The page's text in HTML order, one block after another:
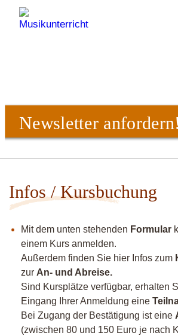
Newsletter anfordern!
Infos / Kursbuchung
Mit dem unten stehenden Formular
einem Kurs anmelden.
Außerdem finden Sie hier Infos zum
zur An- und Abreise.
Sind Kursplätze verfügbar, erhalten
Eingang Ihrer Anmeldung eine
Bei Zugang der Bestätigung ist eine
(zwischen 80 und 150 Euro je nach